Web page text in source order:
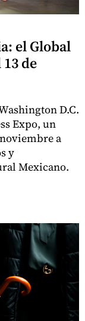
el Global
de
D.C.
Expo, un
a
y
Mexicano.